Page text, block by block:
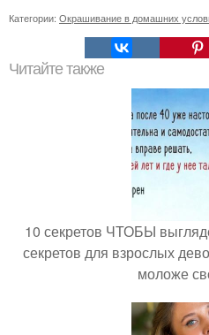
Категории: Окрашивание в домашних
Читайте также
10 секретов ЧТОБЫ
секретов для взрослых
моложе